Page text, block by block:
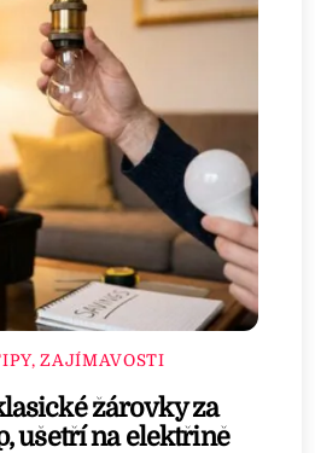
ZAJÍMAVOSTI
žárovky za
ušetří na elektřině